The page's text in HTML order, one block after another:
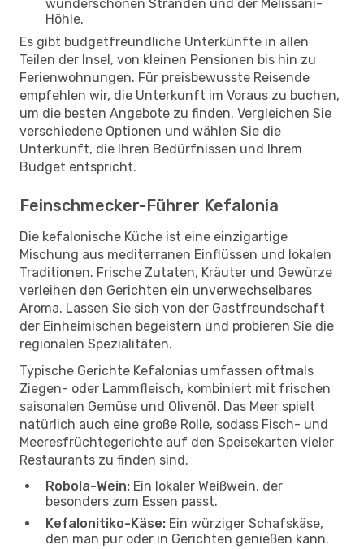
wunderschönen Stränden und der Melissani-
Höhle.
Es gibt budgetfreundliche Unterkünfte in allen
Teilen der Insel, von kleinen Pensionen bis hin zu
Ferienwohnungen. Für preisbewusste Reisende
empfehlen wir, die Unterkunft im Voraus zu buchen,
um die besten Angebote zu finden. Vergleichen Sie
verschiedene Optionen und wählen Sie die
Unterkunft, die Ihren Bedürfnissen und Ihrem
Budget entspricht.
Feinschmecker-Führer Kefalonia
Die kefalonische Küche ist eine einzigartige
Mischung aus mediterranen Einflüssen und lokalen
Traditionen. Frische Zutaten, Kräuter und Gewürze
verleihen den Gerichten ein unverwechselbares
Aroma. Lassen Sie sich von der Gastfreundschaft
der Einheimischen begeistern und probieren Sie die
regionalen Spezialitäten.
Typische Gerichte Kefalonias umfassen oftmals
Ziegen- oder Lammfleisch, kombiniert mit frischen
saisonalen Gemüse und Olivenöl. Das Meer spielt
natürlich auch eine große Rolle, sodass Fisch- und
Meeresfrüchtegerichte auf den Speisekarten vieler
Restaurants zu finden sind.
Robola-Wein: Ein lokaler Weißwein, der
besonders zum Essen passt.
Kefalonitiko-Käse: Ein würziger Schafskäse,
den man pur oder in Gerichten genießen kann.